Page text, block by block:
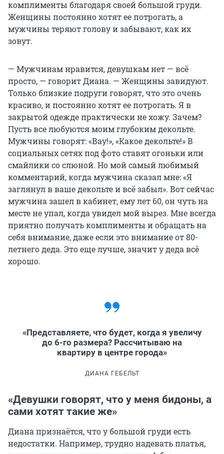
комплименты благодаря своей большой груди.
Женщины постоянно хотят ее потрогать, а
мужчины теряют голову и забывают, как их
зовут.
— Мужчинам нравится, девушкам нет — всё
просто, — говорит Диана. — Женщины завидуют.
Только близкие подруги говорят, что это очень
красиво, и постоянно хотят ее потрогать. Я в
закрытой одежде практически не хожу. Зачем?
Пусть все любуются моим глубоким декольте.
Мужчины говорят: «Вау!», «Какое декольте!» В
социальных сетях под фото ставят огоньки или
смайлики со слюной. Но мой самый любимый
комментарий, когда мужчина сказал мне: «Я
заглянул в ваше декольте и всё забыл». Вот сейчас
мужчина зашел в кабинет, ему лет 60, он чуть на
месте не упал, когда увидел мой вырез. Мне всегда
приятно получать комплименты и обращать на
себя внимание, даже если это внимание от 80-
летнего деда. Это еще лучше, значит у деда всё
хорошо.
«Представляете, что будет, когда я увеличу
до 6-го размера? Рассчитываю на
квартиру в центре города»
ДИАНА ГЕБЕЛЬТ
«Девушки говорят, что у меня бидоны, а
сами хотят такие же»
Диана признаётся, что у большой груди есть
недостатки. Например, трудно надевать платья,